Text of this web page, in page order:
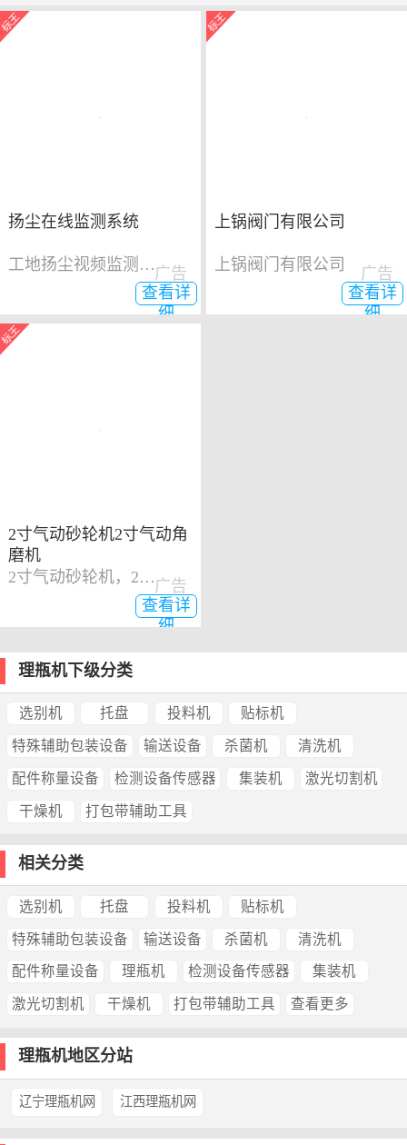
扬尘在线监测系统
工地扬尘视频监测系统
查看详
细
广告
上锅阀门有限公司
上锅阀门有限公司
查看详
细
广告
2寸气动砂轮机2寸气动角
磨机
2寸气动砂轮机，2寸气动角磨机
查看详
细
广告
理瓶机下级分类
选别机 托盘 投料机 贴标机
特殊辅助包装设备 输送设备 杀菌机 清洗机
配件称量设备 检测设备传感器 集装机 激光切割机
干燥机 打包带辅助工具
相关分类
选别机 托盘 投料机 贴标机
特殊辅助包装设备 输送设备 杀菌机 清洗机
配件称量设备 理瓶机 检测设备传感器 集装机
激光切割机 干燥机 打包带辅助工具 查看更多
理瓶机地区分站
辽宁理瓶机网 江西理瓶机网